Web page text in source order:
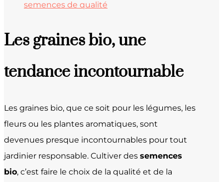
semences de qualité
Les graines bio, une
tendance incontournable
Les graines bio, que ce soit pour les légumes, les
fleurs ou les plantes aromatiques, sont
devenues presque incontournables pour tout
jardinier responsable. Cultiver des semences
bio, c’est faire le choix de la qualité et de la